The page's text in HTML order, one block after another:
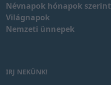
Névnapok hónapok szerint
Világnapok
Nemzeti ünnepek
IRJ NEKÜNK!